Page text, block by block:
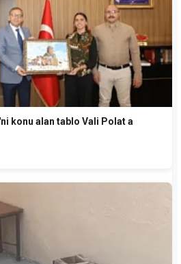
konu alan tablo Vali Polat a